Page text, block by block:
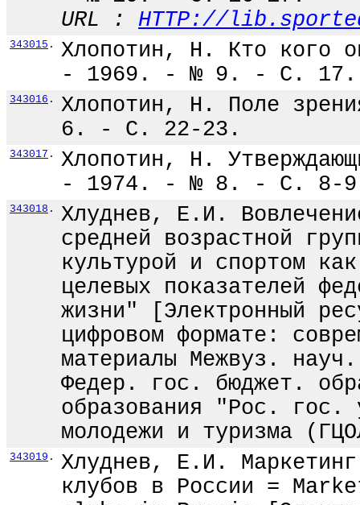
URL : HTTP://
343015 .
Хлопотин, Н. Кто кого
- 1969. - № 9. - С. 17.
343016 .
Хлопотин, Н. Поле
6. - С. 22-23.
343017 .
Хлопотин, Н.
- 1974. - № 8. - С. 8-
343018 .
Хлуднев, Е.И.
средней возрастной
культурой и спортом
целевых показателей
жизни" [Электронный
цифровом формате:
материалы Межвуз.
Федер. гос. бюджет.
образования "Рос.
молодежи и туризма
343019 .
Хлуднев, Е.И. Маркетинг
клубов в России =